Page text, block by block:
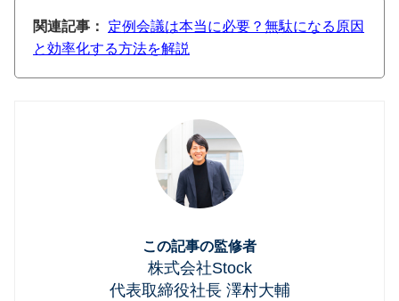
関連記事： 定例会議は本当に必要？無駄になる原因
と効率化する方法を解説
この記事の監修者
株式会社Stock
代表取締役社長 澤村大輔